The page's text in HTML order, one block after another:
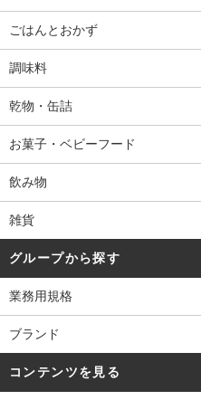
ごはんとおかず
調味料
乾物・缶詰
お菓子・ベビーフード
飲み物
雑貨
グループから探す
業務用規格
ブランド
コンテンツを見る